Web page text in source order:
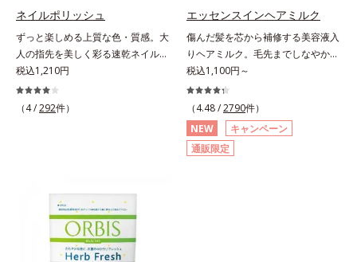
になる悩みも、おやつやデザート時
にぷるんっと食べて解消を目指しま
しょう。脂肪分ゼロ＆1袋20kcal
で、ダイエット中でも安心です。各
商品の詳しい情報は商品ページをご
覧ください。・BEAUTY夏祭りは、
こちら
D、E、ナイアシン、パントテン
酸、葉酸各商品の詳しい情報は商品
ページをご覧ください。・BEAUTY
夏祭りは、こちら
ネイルポリッシュ
ずっと楽しめる上質な色・質感。大
人の指先を美しく彩る速乾ネイルカ
ラー。大人の手肌をきれいに見せ
る、落ち着いた色展開の速乾ネイル
カラー（マニキュア）です。長い年
乾性も従来品よりさらにアップ。ま
た細かいアレンジをしやすくするた
め、持ち手の長さとハケを短くして
爪への距離が近くなるよう工夫して
税込1,210円
（4 /292件）
エッセンスインヘアミルク
傷んだ髪を芯から補修する美容液入
りヘアミルク。毛先までしなやかな
美髪へ。パサつき、広がり、枝毛、
ツヤ不足・・・髪のお悩みは尽きな
いもの。エッセンスインヘアミルク
は、そんなお悩みを解決する洗い流
さないタイプのトリートメントで
す。サロン業界注目の美髪成分
税込1,100円～
（4.48 /2790件）
NEW
キャンペーン
通販限定